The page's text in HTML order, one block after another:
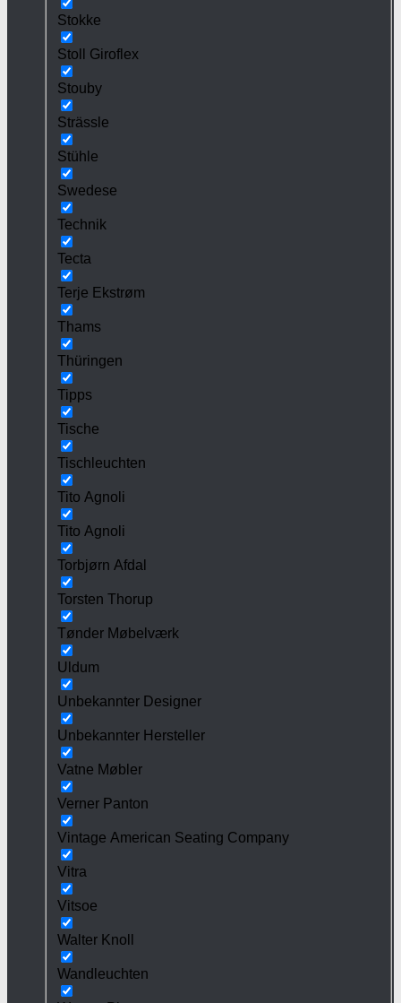
Stokke
Stoll Giroflex
Stouby
Strässle
Stühle
Swedese
Technik
Tecta
Terje Ekstrøm
Thams
Thüringen
Tipps
Tische
Tischleuchten
Tito Agnoli
Tito Agnoli
Torbjørn Afdal
Torsten Thorup
Tønder Møbelværk
Uldum
Unbekannter Designer
Unbekannter Hersteller
Vatne Møbler
Verner Panton
Vintage American Seating Company
Vitra
Vitsoe
Walter Knoll
Wandleuchten